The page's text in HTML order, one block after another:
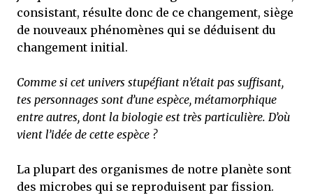
consistant, résulte donc de ce changement, siège
de nouveaux phénomènes qui se déduisent du
changement initial.
Comme si cet univers stupéfiant n’était pas suffisant,
tes personnages sont d’une espèce, métamorphique
entre autres, dont la biologie est très particulière. D’où
vient l’idée de cette espèce ?
La plupart des organismes de notre planète sont
des microbes qui se reproduisent par fission.